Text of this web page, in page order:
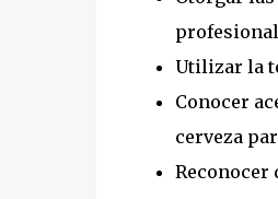
Utilizar la
Conocer
cerveza
Reconocer